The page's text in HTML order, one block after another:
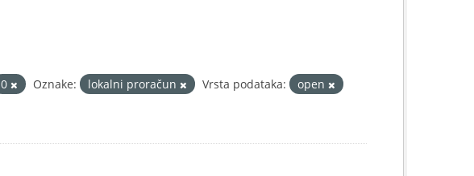
0 Oznake: lokalni proračun Vrsta podataka:
open